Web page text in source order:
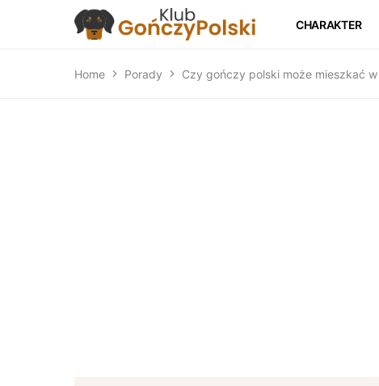
CHARAKTER
Home Porady Czy gończy polski może mieszkać